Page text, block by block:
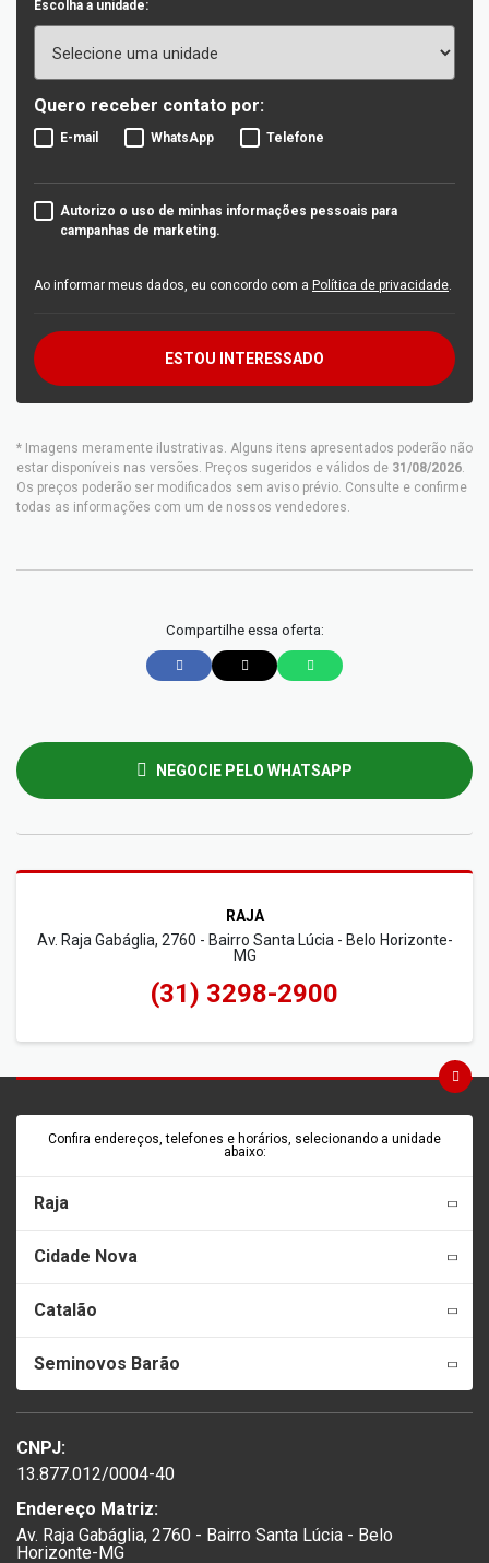
Escolha a unidade:
Quero receber contato por:
E-mail WhatsApp Telefone
Autorizo o uso de minhas informações pessoais para
campanhas de marketing.
Ao informar meus dados, eu concordo com a Política de privacidade.
ESTOU INTERESSADO
* Imagens meramente ilustrativas. Alguns itens apresentados poderão não
estar disponíveis nas versões. Preços sugeridos e válidos de 31/08/2026.
Os preços poderão ser modificados sem aviso prévio. Consulte e confirme
todas as informações com um de nossos vendedores.
Compartilhe essa oferta:
NEGOCIE PELO WHATSAPP
RAJA
Av. Raja Gabáglia, 2760 - Bairro Santa Lúcia - Belo Horizonte-
MG
(31) 3298-2900
Confira endereços, telefones e horários, selecionando a unidade
abaixo:
Raja
Cidade Nova
Catalão
Seminovos Barão
CNPJ:
13.877.012/0004-40
Endereço Matriz:
Av. Raja Gabáglia, 2760 - Bairro Santa Lúcia - Belo
Horizonte-MG